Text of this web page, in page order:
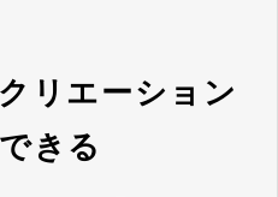
リエーション
きる